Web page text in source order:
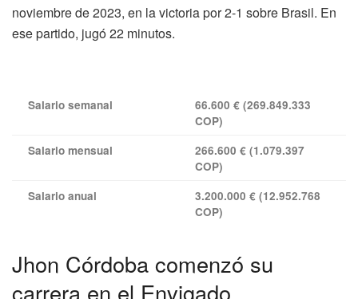
noviembre de 2023, en la victoria por 2-1 sobre Brasil. En
ese partido, jugó 22 minutos.
Salario semanal
66.600 € (269.849.333
COP)
Salario mensual
266.600 € (1.079.397
COP)
Salario anual
3.200.000 € (12.952.768
COP)
Jhon Córdoba comenzó su
carrera en el Envigado